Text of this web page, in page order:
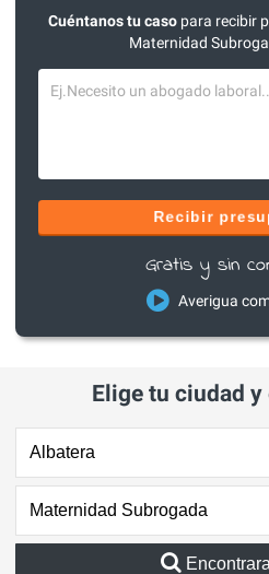
Cuéntanos tu casopara recibir
Maternidad
Recibir
Gratis y sin
Averigua
Elige tu ciudad